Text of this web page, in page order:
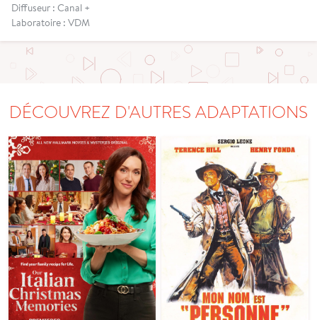
Diffuseur : Canal +
Laboratoire : VDM
DÉCOUVREZ D'AUTRES ADAPTATIONS